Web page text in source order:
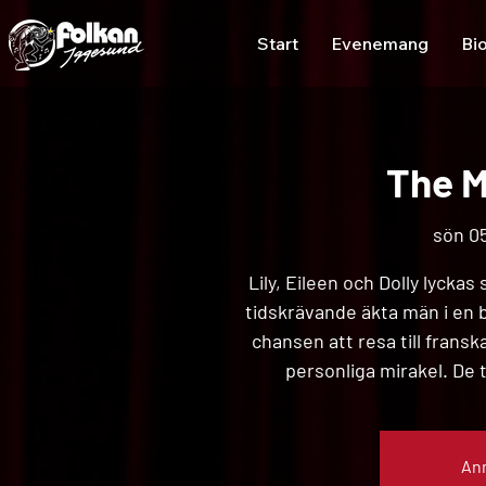
Start Evenemang
The
sön
Lily, Eileen och Dolly
tidskrävande äkta män i en
chansen att resa till
personliga mirakel.